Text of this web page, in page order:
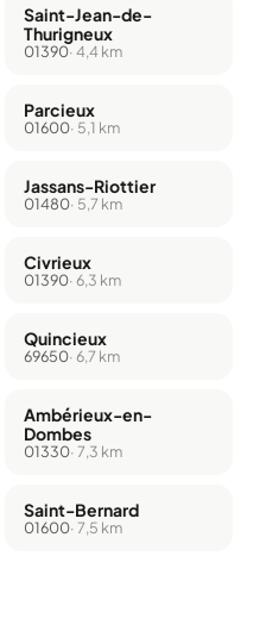
Saint-Jean-de-
Thurigneux
01390· 4,4 km
Parcieux
01600· 5,1 km
Jassans-Riottier
01480· 5,7 km
Civrieux
01390· 6,3 km
Quincieux
69650· 6,7 km
Ambérieux-en-
Dombes
01330· 7,3 km
Saint-Bernard
01600· 7,5 km